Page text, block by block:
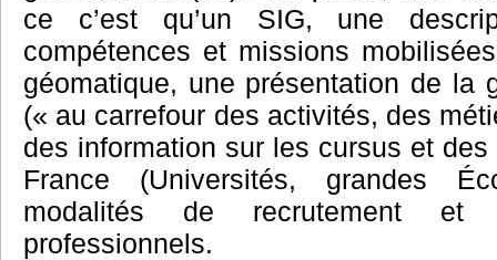
ce c’est qu’un SIG, une
compétences et missions
géomatique, une présentation de la
(« au carrefour des activités, des
des information sur les cursus et
France (Universités, grandes
modalités de recrutement et
professionnels.